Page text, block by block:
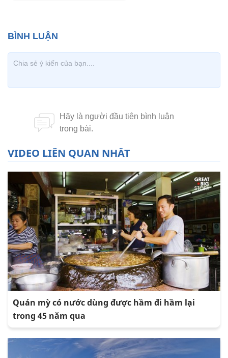
VIDEO LIÊN QUAN NHẤT
Quán mỳ có nước dùng được hầm đi hầm lại
trong 45 năm qua